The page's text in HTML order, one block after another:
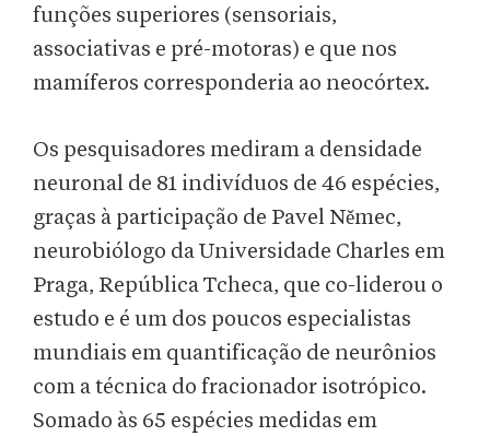
funções superiores (sensoriais,
associativas e pré-motoras) e que nos
mamíferos corresponderia ao neocórtex.
Os pesquisadores mediram a densidade
neuronal de 81 indivíduos de 46 espécies,
graças à participação de Pavel Němec,
neurobiólogo da Universidade Charles em
Praga, República Tcheca, que co-liderou o
estudo e é um dos poucos especialistas
mundiais em quantificação de neurônios
com a técnica do fracionador isotrópico.
Somado às 65 espécies medidas em